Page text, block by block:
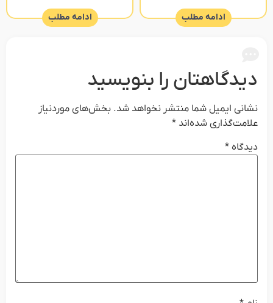
ادامه مطلب ادامه مطلب
دیدگاهتان را بنویسید
نشانی ایمیل شما منتشر نخواهد شد. بخش‌های موردنیاز
علامت‌گذاری شده‌اند *
دیدگاه *